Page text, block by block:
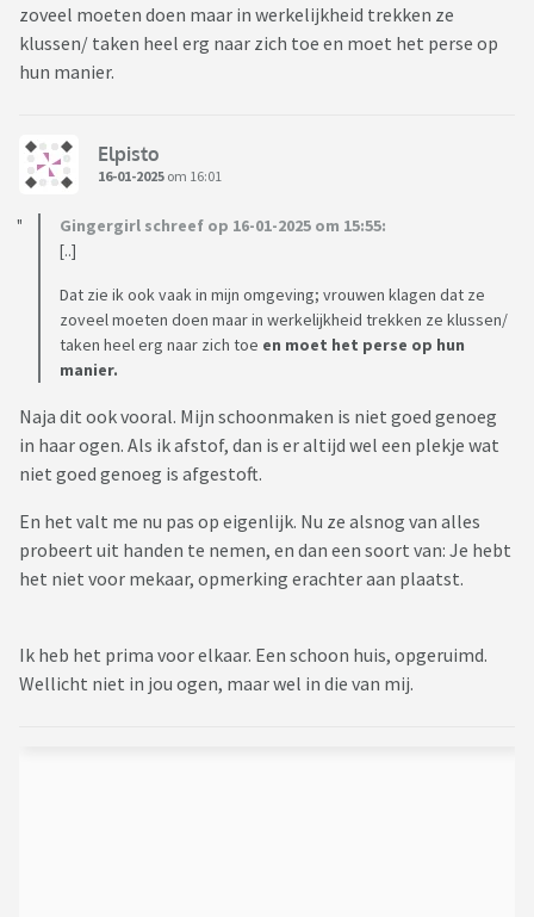
zoveel moeten doen maar in werkelijkheid trekken ze
klussen/ taken heel erg naar zich toe en moet het perse op
hun manier.
Elpisto
16-01-2025 om 16:01
Gingergirl schreef op 16-01-2025 om 15:55:
[..]
Dat zie ik ook vaak in mijn omgeving; vrouwen klagen dat ze
zoveel moeten doen maar in werkelijkheid trekken ze klussen/
taken heel erg naar zich toe en moet het perse op hun
manier.
Naja dit ook vooral. Mijn schoonmaken is niet goed genoeg
in haar ogen. Als ik afstof, dan is er altijd wel een plekje wat
niet goed genoeg is afgestoft.
En het valt me nu pas op eigenlijk. Nu ze alsnog van alles
probeert uit handen te nemen, en dan een soort van: Je hebt
het niet voor mekaar, opmerking erachter aan plaatst.
Ik heb het prima voor elkaar. Een schoon huis, opgeruimd.
Wellicht niet in jou ogen, maar wel in die van mij.